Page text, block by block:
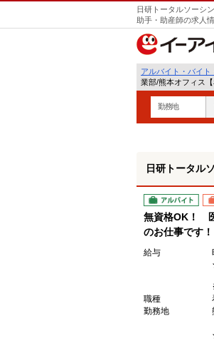
日研トータルソーシ
助手・助産師の求人
アルバイト・バイト
業部/熊本オフィス
勤務地
日研トータル
アルバイト
無資格OK！
のお仕事です！
給与
職種
勤務地